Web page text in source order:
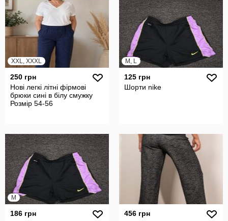
XXL, XXXL
250 грн
Нові легкі літні фірмові
брюки сині в білу смужку
Розмір 54-56
M, L
125 грн
Шорти nike
M
186 грн
456 грн